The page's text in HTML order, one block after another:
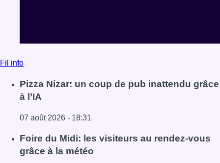
Fil info
Pizza Nizar: un coup de pub inattendu grâce
à l’IA
07 août 2026 - 18:31
Lire l'article Pizza Nizar: un coup de pub inattendu grâce
Foire du Midi: les visiteurs au rendez-vous
grâce à la météo